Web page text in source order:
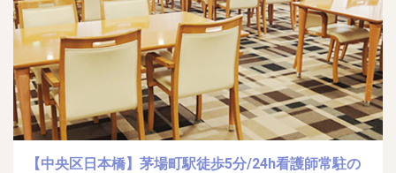
【中央区日本橋】茅場町駅徒歩5分/24h看護師常駐の